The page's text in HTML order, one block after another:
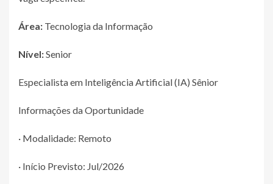
Área: Tecnologia da Informação
Nível:Senior
Especialista em Inteligência Artificial (IA) Sênior
Informações da Oportunidade
· Modalidade: Remoto
· Início Previsto: Jul/2026